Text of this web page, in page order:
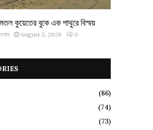
কুয়েতের বুকে এক পাথুরে বিস্ময়
August 3, 2026 0
(86)
(74)
(73)